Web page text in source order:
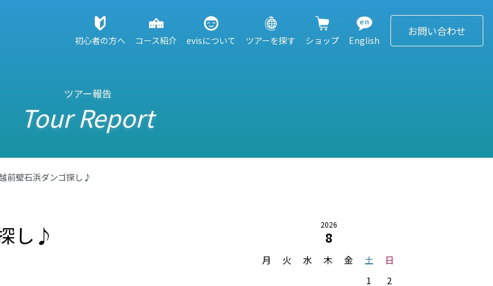
初心者の方へ コース紹介 evisについて ツアーを探す ショップ English
お問い合わせ
ツアー報告
Tour Report
前壁石浜ダンゴ探し♪
し♪ 2026
8
月 火 水 木 金 土
日
1
2